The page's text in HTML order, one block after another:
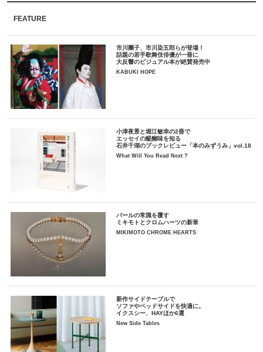
FEATURE
市川團子、市川染五郎らが登場！
話題の若手歌舞伎俳優が一冊に
大反響のビジュアル本が絶賛発売中
KABUKI HOPE
小津夜景と堀江敏幸の2冊で
エッセイの醍醐味を知る
石井千湖のブックレビュー「本のみずうみ」vol.18
What Will You Read Next ?
パールの常識を覆す
ミキモトとクロムハーツの新章
MIKIMOTO CHROME HEARTS
新作サイドテーブルで
ソファやベッドサイドを快適に。
イクスシー、HAYほか6選
New Side Tables